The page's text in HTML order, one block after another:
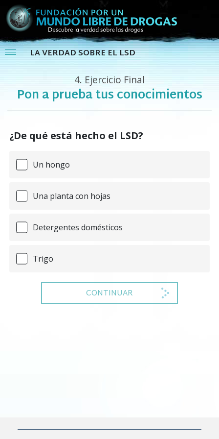
LA VERDAD SOBRE EL LSD
4. Ejercicio Final
Pon a prueba tus conocimientos
¿De qué está hecho el LSD?
Un hongo
Una planta con hojas
Detergentes domésticos
Trigo
CONTINUAR